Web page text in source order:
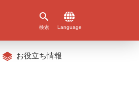
検索 Language
お役立ち情報